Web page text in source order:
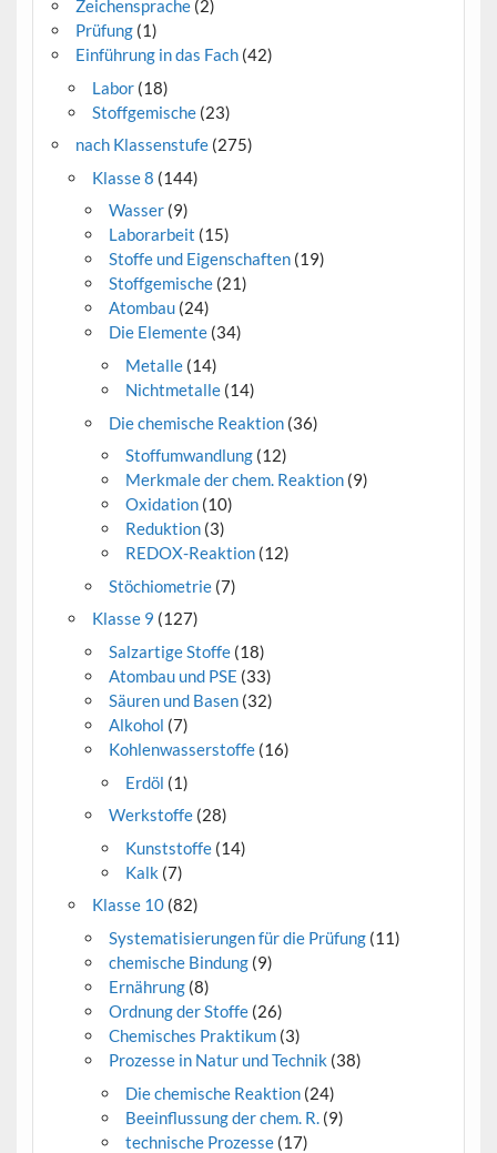
Zeichensprache(2)
Prüfung(1)
Einführung in das Fach(42)
Labor(18)
Stoffgemische(23)
nach Klassenstufe(275)
Klasse 8 (144)
Wasser (9)
Laborarbeit (15)
Stoffe und Eigenschaften (19)
Stoffgemische (21)
Atombau (24)
Die Elemente (34)
Metalle (14)
Nichtmetalle (14)
Die chemische Reaktion (36)
Stoffumwandlung (12)
Merkmale der chem. Reaktion (9)
Oxidation (10)
Reduktion (3)
REDOX-Reaktion (12)
Stöchiometrie (7)
Klasse 9 (127)
Salzartige Stoffe (18)
Atombau und PSE (33)
Säuren und Basen (32)
Alkohol (7)
Kohlenwasserstoffe (16)
Erdöl (1)
Werkstoffe (28)
Kunststoffe (14)
Kalk (7)
Klasse 10(82)
Systematisierungen für die Prüfung (11)
chemische Bindung (9)
Ernährung (8)
Ordnung der Stoffe (26)
Chemisches Praktikum (3)
Prozesse in Natur und Technik (38)
Die chemische Reaktion (24)
Beeinflussung der chem. R. (9)
technische Prozesse (17)